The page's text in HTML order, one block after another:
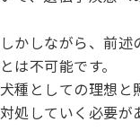
しかしながら、前
とは不可能です。
犬種としての理想と
対処していく必要が